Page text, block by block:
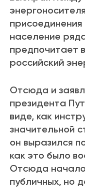
присоединения
население
предпочитает
российский
Отсюда и
президента
виде, как
значительной
он выразился
как это было
Отсюда
публичных, но